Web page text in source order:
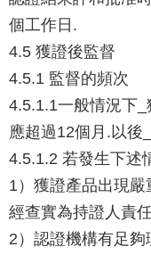
個工作日.
4.5 獲證後監督
4.5.1 監督的頻次
4.5.1.1一般情況下
應超過12個月.以後
4.5.1.2 若發生下述
1）獲證產品出現
經查實為持證人責任
2）認證機構有足